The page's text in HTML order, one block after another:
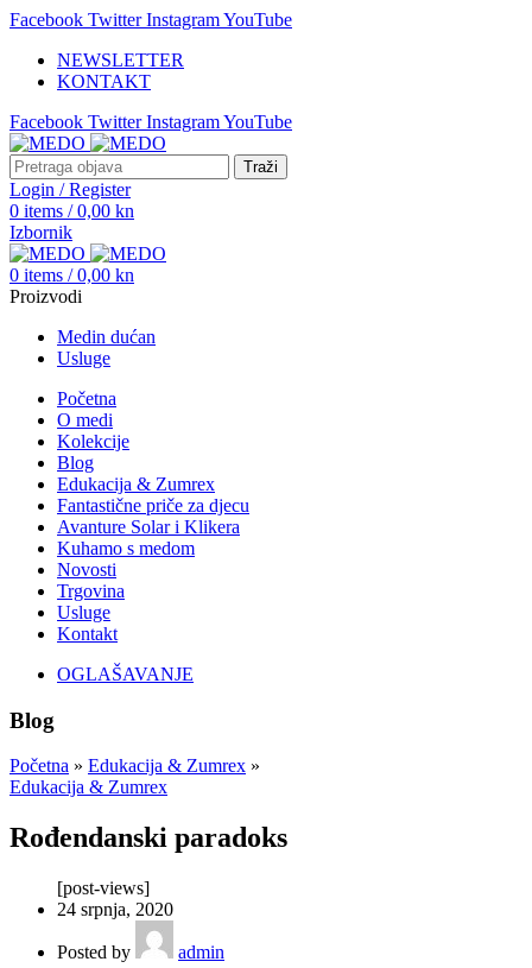
Facebook Twitter InstagramYouTube
NEWSLETTER
KONTAKT
Facebook Twitter InstagramYouTube
Traži
Login / Register
0 items / 0,00 kn
Izbornik
0 items / 0,00 kn
Proizvodi
Medin dućan
Usluge
Početna
O medi
Kolekcije
Blog
Edukacija & Zumrex
Fantastične priče za djecu
Avanture Solar i Klikera
Kuhamo s medom
Novosti
Trgovina
Usluge
Kontakt
OGLAŠAVANJE
Blog
Početna » Edukacija & Zumrex »
Edukacija & Zumrex
Rođendanski paradoks
[post-views]
24 srpnja, 2020
Posted by admin